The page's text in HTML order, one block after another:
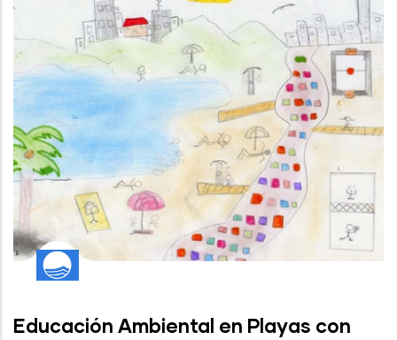
Educación Ambiental en Playas con